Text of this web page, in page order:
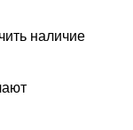
наличие